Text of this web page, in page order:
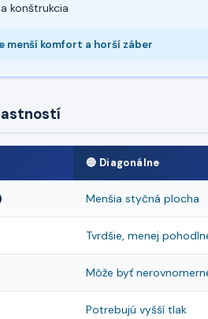
konštrukcia
menší komfort a horší záber
🔵 Diagonálne
Menšia styčná plocha
Tvrdšie, menej
Môže byť
Potrebujú vyšší tlak